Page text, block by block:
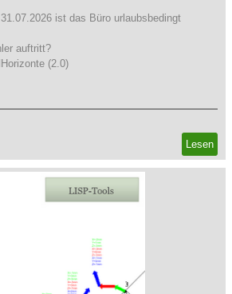
ist das Büro urlaubsbedingt
auftritt?
(2.0)
Lesen